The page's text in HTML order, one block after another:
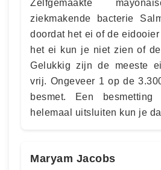
Zelfgemaakte
ziekmakende bacterie
doordat het ei of de
het ei kun je niet zien of
Gelukkig zijn de meeste
vrij. Ongeveer 1 op de
besmet. Een besmetting
helemaal uitsluiten kun je
Maryam Jacobs